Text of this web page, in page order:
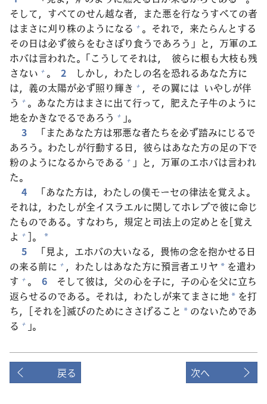
そして，すべてのせん越な者，また悪を行なうすべての者
はまさに刈り株のようになる + 。それで， 来たらんとする
その日は必ず彼らをむさぼり食うであろう」と， 万軍のエ
ホバは言われた。「こうしてそれは， 彼らに根も大枝も残
さない + 。 2 しかし，わたしの名を恐れるあなた方に
は， 義の太陽が必ず照り輝き + ，その翼には いやしが伴
う + 。あなた方はまさに出て行って， 肥えた子牛のように
地をかきなでるであろう + 」。
3
「またあなた方は邪悪な者たちを必ず踏みにじるで
あろう。わたしが行動する 日， 彼らはあなた方の足の下で
粉のようになるからである + 」と， 万軍のエホバは言われ
た。
4
「あなた方は，わたしの僕モーセの律法を覚えよ。
それは，わたしが全イスラエルに関してホレブで彼に命じ
たものである。すなわち， 規定と司法 上の定めとを[覚え
よ + ]。 *
5 「見よ，エホバの大いなる， 畏怖の念を抱かせる 日
の来る前に + ，わたしはあなた方に預言者エリヤ * を遣わ
す + 。 6 そして彼は， 父の心を子に， 子の心を父に立ち
返らせるのである。それは，わたしが来てまさに地 * を打
ち，[それを]滅びのためにささげること * のないためであ
る + 」。
戻る 次へ